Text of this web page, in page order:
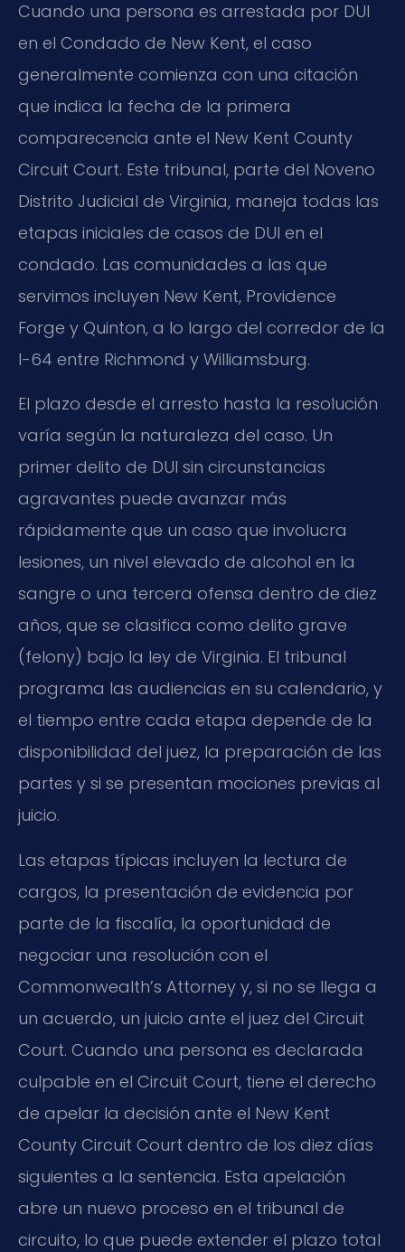
Cuando una persona es arrestada por DUI
en el Condado de New Kent, el caso
generalmente comienza con una citación
que indica la fecha de la primera
comparecencia ante el New Kent County
Circuit Court. Este tribunal, parte del Noveno
Distrito Judicial de Virginia, maneja todas las
etapas iniciales de casos de DUI en el
condado. Las comunidades a las que
servimos incluyen New Kent, Providence
Forge y Quinton, a lo largo del corredor de la
I-64 entre Richmond y Williamsburg.
El plazo desde el arresto hasta la resolución
varía según la naturaleza del caso. Un
primer delito de DUI sin circunstancias
agravantes puede avanzar más
rápidamente que un caso que involucra
lesiones, un nivel elevado de alcohol en la
sangre o una tercera ofensa dentro de diez
años, que se clasifica como delito grave
(felony) bajo la ley de Virginia. El tribunal
programa las audiencias en su calendario, y
el tiempo entre cada etapa depende de la
disponibilidad del juez, la preparación de las
partes y si se presentan mociones previas al
juicio.
Las etapas típicas incluyen la lectura de
cargos, la presentación de evidencia por
parte de la fiscalía, la oportunidad de
negociar una resolución con el
Commonwealth’s Attorney y, si no se llega a
un acuerdo, un juicio ante el juez del Circuit
Court. Cuando una persona es declarada
culpable en el Circuit Court, tiene el derecho
de apelar la decisión ante el New Kent
County Circuit Court dentro de los diez días
siguientes a la sentencia. Esta apelación
abre un nuevo proceso en el tribunal de
circuito, lo que puede extender el plazo total